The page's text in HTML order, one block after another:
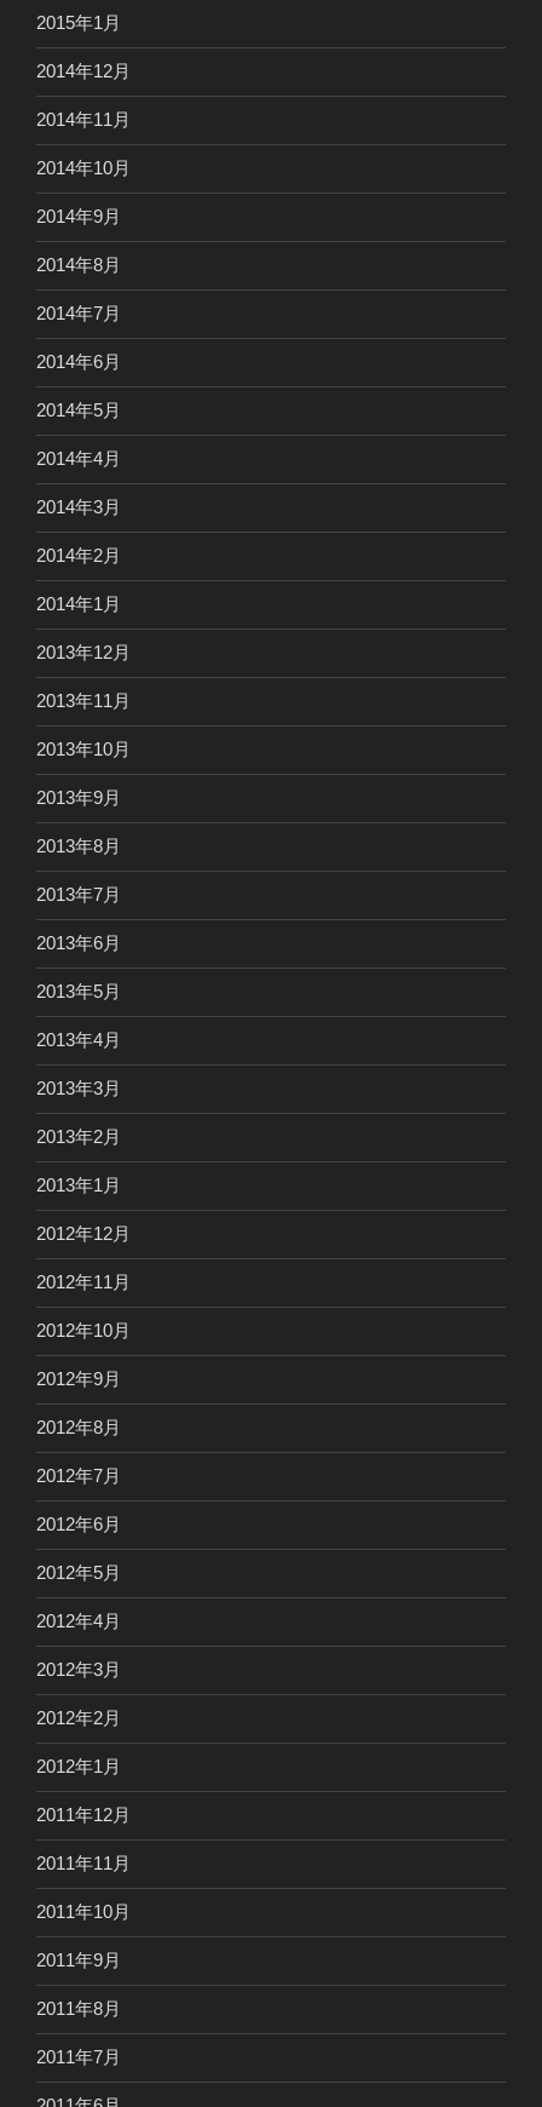
2015年1月
2014年12月
2014年11月
2014年10月
2014年9月
2014年8月
2014年7月
2014年6月
2014年5月
2014年4月
2014年3月
2014年2月
2014年1月
2013年12月
2013年11月
2013年10月
2013年9月
2013年8月
2013年7月
2013年6月
2013年5月
2013年4月
2013年3月
2013年2月
2013年1月
2012年12月
2012年11月
2012年10月
2012年9月
2012年8月
2012年7月
2012年6月
2012年5月
2012年4月
2012年3月
2012年2月
2012年1月
2011年12月
2011年11月
2011年10月
2011年9月
2011年8月
2011年7月